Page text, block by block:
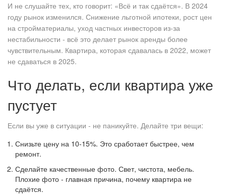
И не слушайте тех, кто говорит: «Всё и так сдаётся». В 2024
году рынок изменился. Снижение льготной ипотеки, рост цен
на стройматериалы, уход частных инвесторов из-за
нестабильности - всё это делает рынок аренды более
чувствительным. Квартира, которая сдавалась в 2022, может
не сдаваться в 2025.
Что делать, если квартира уже
пустует
Если вы уже в ситуации - не паникуйте. Делайте три вещи:
Снизьте цену на 10-15%. Это сработает быстрее, чем
ремонт.
Сделайте качественные фото. Свет, чистота, мебель.
Плохие фото - главная причина, почему квартира не
сдаётся.